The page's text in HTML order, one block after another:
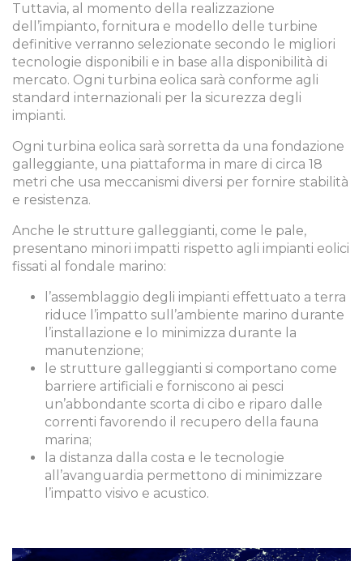
Tuttavia, al momento della realizzazione
dell’impianto, fornitura e modello delle turbine
definitive verranno selezionate secondo le migliori
tecnologie disponibili e in base alla disponibilità di
mercato. Ogni turbina eolica sarà conforme agli
standard internazionali per la sicurezza degli
impianti.
Ogni turbina eolica sarà sorretta da una fondazione
galleggiante, una piattaforma in mare di circa 18
metri che usa meccanismi diversi per fornire stabilità
e resistenza.
Anche le strutture galleggianti, come le pale,
presentano minori impatti rispetto agli impianti eolici
fissati al fondale marino:
l’assemblaggio degli impianti effettuato a terra
riduce l’impatto sull’ambiente marino durante
l’installazione e lo minimizza durante la
manutenzione;
le strutture galleggianti si comportano come
barriere artificiali e forniscono ai pesci
un’abbondante scorta di cibo e riparo dalle
correnti favorendo il recupero della fauna
marina;
la distanza dalla costa e le tecnologie
all’avanguardia permettono di minimizzare
l’impatto visivo e acustico.